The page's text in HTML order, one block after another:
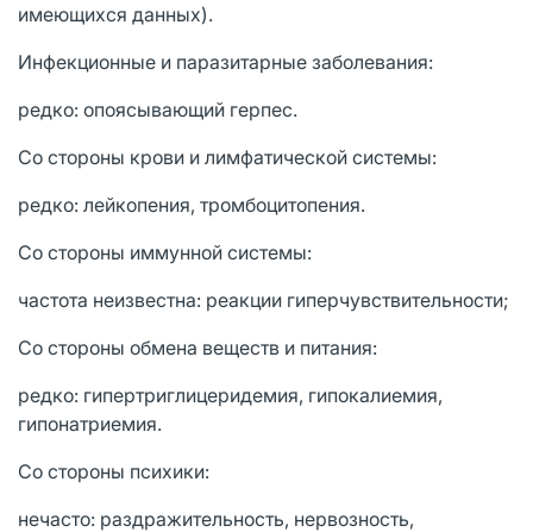
имеющихся данных).
Инфекционные и паразитарные заболевания:
редко: опоясывающий герпес.
Со стороны крови и лимфатической системы:
редко: лейкопения, тромбоцитопения.
Со стороны иммунной системы:
частота неизвестна: реакции гиперчувствительности;
Со стороны обмена веществ и питания:
редко: гипертриглицеридемия, гипокалиемия,
гипонатриемия.
Со стороны психики:
нечасто: раздражительность, нервозность,